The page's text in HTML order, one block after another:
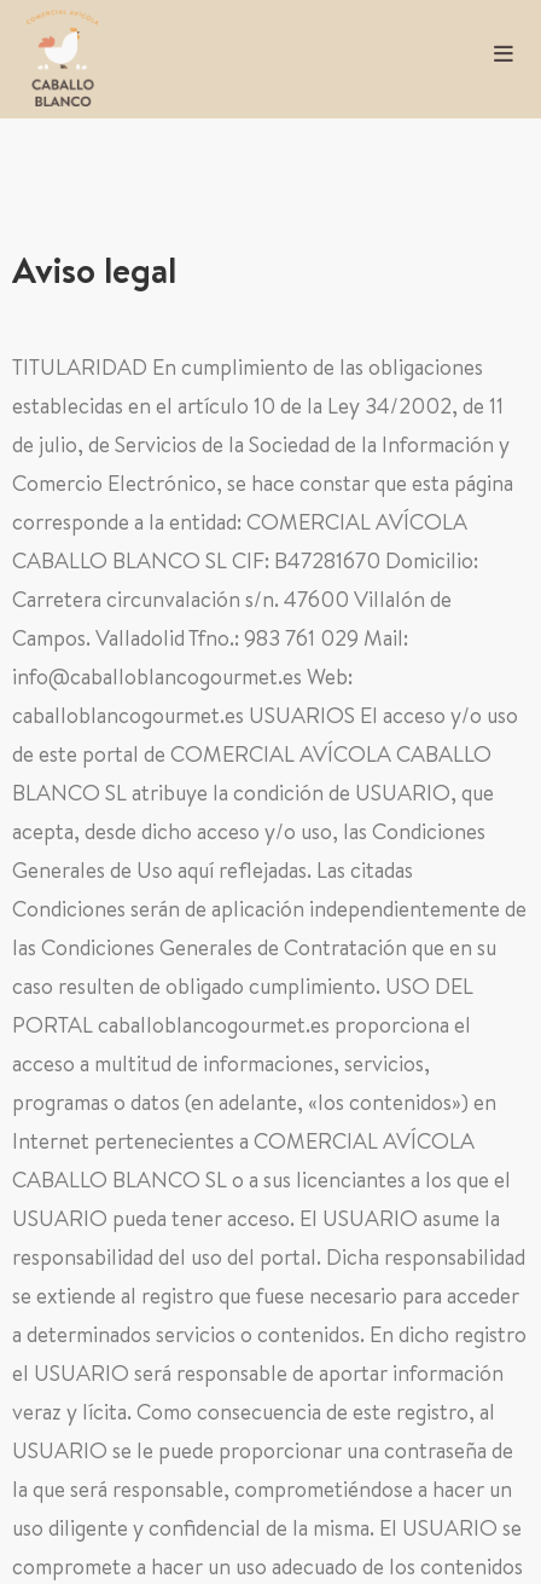
Aviso legal
TITULARIDAD En cumplimiento de las obligaciones
establecidas en el artículo 10 de la Ley 34/2002, de 11
de julio, de Servicios de la Sociedad de la Información y
Comercio Electrónico, se hace constar que esta página
corresponde a la entidad: COMERCIAL AVÍCOLA
CABALLO BLANCO SL CIF: B47281670 Domicilio:
Carretera circunvalación s/n. 47600 Villalón de
Campos. Valladolid Tfno.: 983 761 029 Mail:
info@caballoblancogourmet.es Web:
caballoblancogourmet.es USUARIOS El acceso y/o uso
de este portal de COMERCIAL AVÍCOLA CABALLO
BLANCO SL atribuye la condición de USUARIO, que
acepta, desde dicho acceso y/o uso, las Condiciones
Generales de Uso aquí reflejadas. Las citadas
Condiciones serán de aplicación independientemente de
las Condiciones Generales de Contratación que en su
caso resulten de obligado cumplimiento. USO DEL
PORTAL caballoblancogourmet.es proporciona el
acceso a multitud de informaciones, servicios,
programas o datos (en adelante, «los contenidos») en
Internet pertenecientes a COMERCIAL AVÍCOLA
CABALLO BLANCO SL o a sus licenciantes a los que el
USUARIO pueda tener acceso. El USUARIO asume la
responsabilidad del uso del portal. Dicha responsabilidad
se extiende al registro que fuese necesario para acceder
a determinados servicios o contenidos. En dicho registro
el USUARIO será responsable de aportar información
veraz y lícita. Como consecuencia de este registro, al
USUARIO se le puede proporcionar una contraseña de
la que será responsable, comprometiéndose a hacer un
uso diligente y confidencial de la misma. El USUARIO se
compromete a hacer un uso adecuado de los contenidos